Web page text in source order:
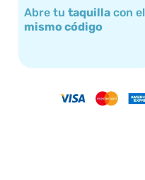
Abre tu taquilla con el
mismo código